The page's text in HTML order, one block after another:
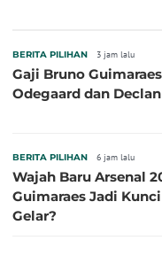
BERITA PILIHAN 3 jam lalu
Gaji Bruno
Odegaard dan
BERITA PILIHAN 6 jam lalu
Wajah Baru Arsenal
Guimaraes Jadi
Gelar?